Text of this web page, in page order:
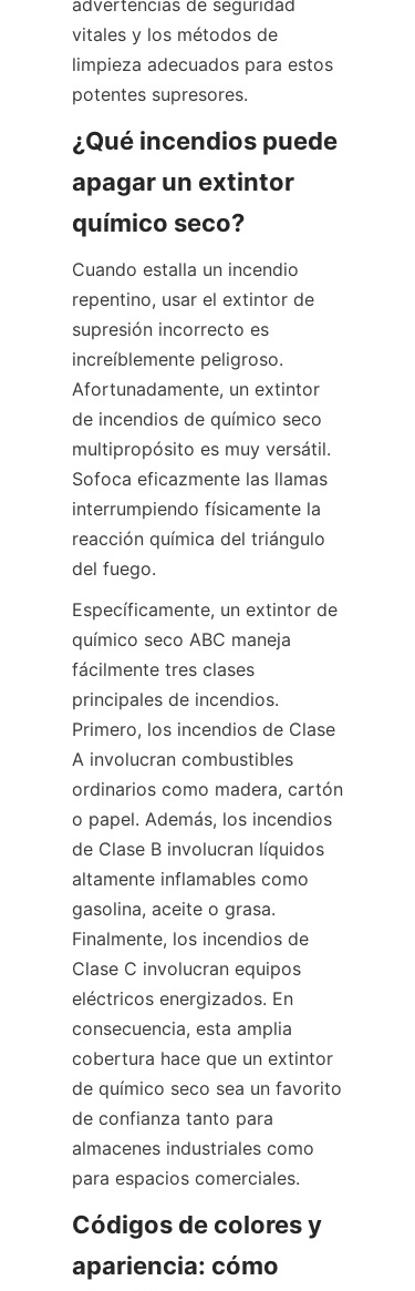
advertencias de seguridad
vitales y los métodos de
limpieza adecuados para estos
potentes supresores.
¿Qué incendios puede
apagar un extintor
químico seco?
Cuando estalla un incendio
repentino, usar el extintor de
supresión incorrecto es
increíblemente peligroso.
Afortunadamente, un extintor
de incendios de químico seco
multipropósito es muy versátil.
Sofoca eficazmente las llamas
interrumpiendo físicamente la
reacción química del triángulo
del fuego.
Específicamente, un extintor de
químico seco ABC maneja
fácilmente tres clases
principales de incendios.
Primero, los incendios de Clase
A involucran combustibles
ordinarios como madera, cartón
o papel. Además, los incendios
de Clase B involucran líquidos
altamente inflamables como
gasolina, aceite o grasa.
Finalmente, los incendios de
Clase C involucran equipos
eléctricos energizados. En
consecuencia, esta amplia
cobertura hace que un extintor
de químico seco sea un favorito
de confianza tanto para
almacenes industriales como
para espacios comerciales.
Códigos de colores y
apariencia: cómo